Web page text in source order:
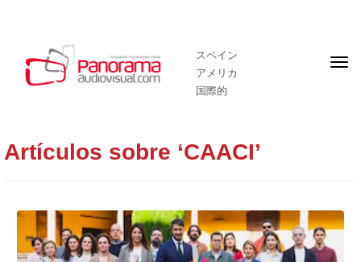
スペイン
アメリカ
国際的
フ
Artículos sobre ‘CAACI’